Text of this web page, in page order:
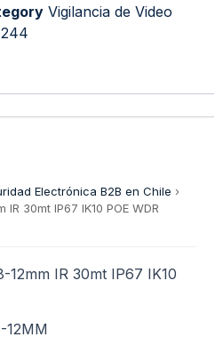
Vigilancia de Video
Electrónica B2B en Chile ›
IR 30mt IP67 IK10 POE WDR
12mm IR 30mt IP67 IK10
12MM